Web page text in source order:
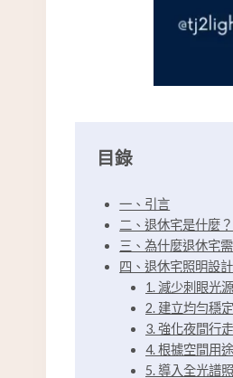
目錄
一、引言
二、退休宅是什麼？
三、為什麼退休宅
四、退休宅照明設
1. 減少刺眼光
2. 建立均勻穩
3. 強化夜間行
4. 根據空間用
5. 導入全光譜